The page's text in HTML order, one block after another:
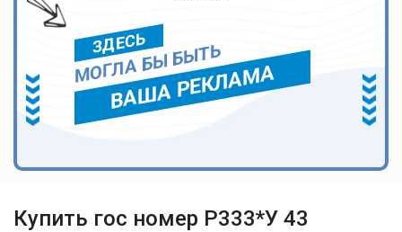
ЗДЕСЬ
МОГЛА БЫ БЫТЬ
ВАША РЕКЛАМА
Купить гос номер Р333*У 43